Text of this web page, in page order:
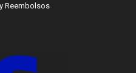
Reembolsos